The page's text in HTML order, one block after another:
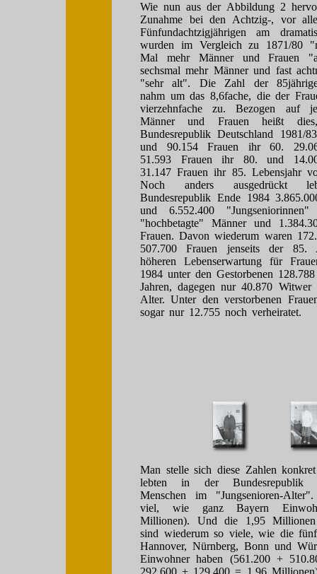
Wie nun aus der Abbildung 2
Zunahme bei den Achtzig-, vor
Fünfundachtzigjährigen am
wurden im Vergleich zu 1871/80
Mal mehr Männer und Frauen
sechsmal mehr Männer und fast
"sehr alt". Die Zahl der
nahm um das 8,6fache, die der
vierzehnfache zu. Bezogen auf je
Männer und Frauen heißt
Bundesrepublik Deutschland 1981/
und 90.154 Frauen ihr 60.
51.593 Frauen ihr 80. und
31.147 Frauen ihr 85. Lebensjahr
Noch anders ausgedrückt
Bundesrepublik Ende 1984
und 6.552.400
"hochbetagte" Männer und
Frauen. Davon wiederum waren
507.700 Frauen jenseits der
höheren Lebenserwartung für
1984 unter den Gestorbenen
Jahren, dagegen nur 40.870 Witwer
Alter. Unter den verstorbenen
sogar nur 12.755 noch verheiratet.
Man stelle sich diese Zahlen
lebten in der Bundesrepublik
Menschen im "Jungsenioren-
viel, wie ganz Bayern
Millionen). Und die 1,95 Millionen
sind wiederum so viele, wie die fünf
Hannover, Nürnberg, Bonn und
Einwohner haben (561.200 +
292.600 + 129.400 = 1,96